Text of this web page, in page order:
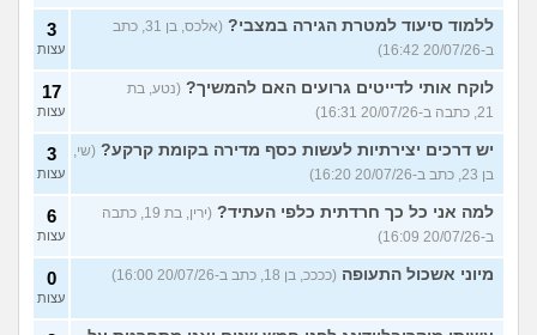
ללמוד סיעוד למטרת הגירה במצבי?
(אלכס, בן 31, כתב
ב-20/07/26 16:42)
3
עצות
לוקח אותי לדייטים גרועים האם להמשיך? (נטע, בת
21, כתבה ב-20/07/26 16:31)
17
עצות
יש דרכים יצירתיות לעשות כסף מדירה בקומת קרקע? (שי,
בן 23, כתב ב-20/07/26 16:20)
3
עצות
למה אני כל כך חרדתית כלפי העתיד?
(ירין, בת 19, כתבה
ב-20/07/26 16:09)
6
עצות
מיוני אשכול התעופה (ככככ, בן 18, כתב ב-20/07/26 16:00) 0
עצות